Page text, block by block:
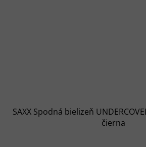
SAXX Spodná bielizeň
čierna